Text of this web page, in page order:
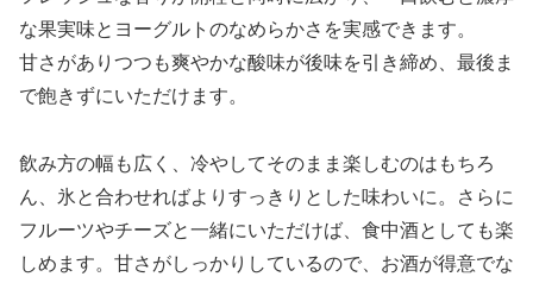
な果実味とヨーグルトのなめらかさを実感できます。
甘さがありつつも爽やかな酸味が後味を引き締め、最後ま
で飽きずにいただけます。
飲み方の幅も広く、冷やしてそのまま楽しむのはもちろ
ん、氷と合わせればよりすっきりとした味わいに。さらに
フルーツやチーズと一緒にいただけば、食中酒としても楽
しめます。甘さがしっかりしているので、お酒が得意でな